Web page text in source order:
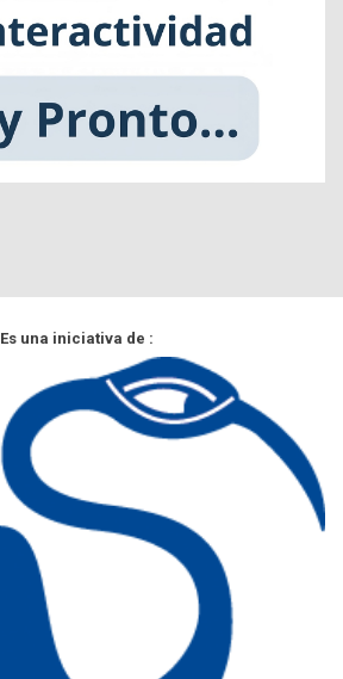
Es una iniciativa de :